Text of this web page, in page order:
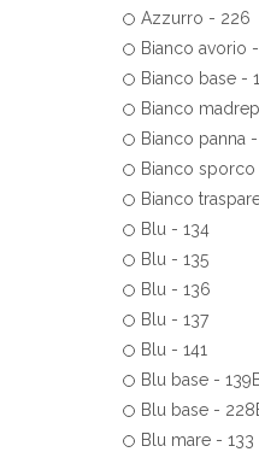
Azzurro - 226
Bianco avorio
Bianco base -
Bianco
Bianco panna
Bianco sporco
Bianco
Blu - 134
Blu - 135
Blu - 136
Blu - 137
Blu - 141
Blu base -
Blu base -
Blu mare - 133